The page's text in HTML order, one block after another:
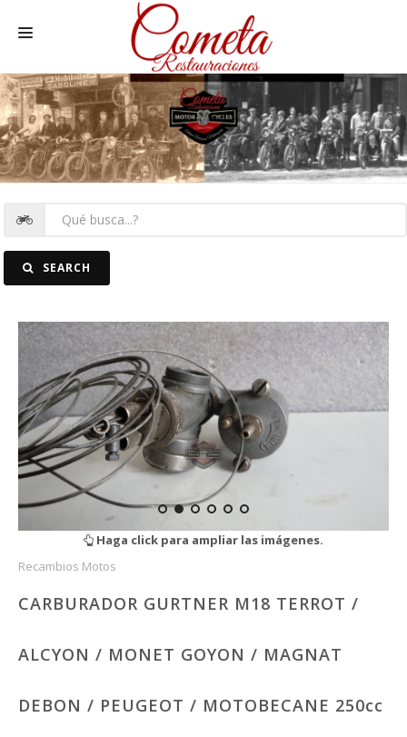
HOME
MOTOS NACIONALES Y OTRAS
REC. MOTOS
FOTOSSEARCH
Haga click para ampliar las imágenes.
Recambios Motos
CARBURADOR GURTNER M18 TERROT /
ALCYON / MONET GOYON / MAGNAT
DEBON / PEUGEOT / MOTOBECANE 250cc